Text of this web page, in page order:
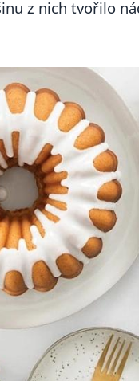
z nich tvořilo